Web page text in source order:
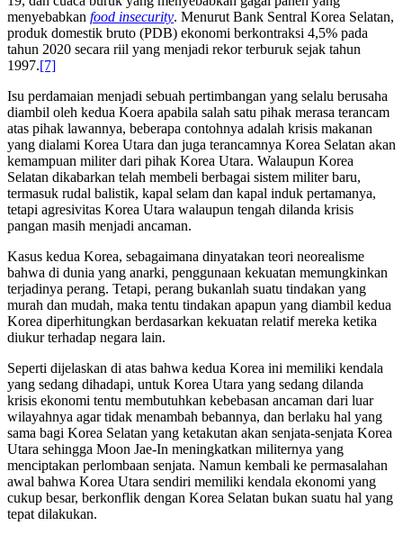
menyebabkan food insecurity. Menurut Bank Sentral Korea Selatan,
produk domestik bruto (PDB) ekonomi berkontraksi 4,5% pada
tahun 2020 secara riil yang menjadi rekor terburuk sejak tahun
1997.[7]
Isu perdamaian menjadi sebuah pertimbangan yang selalu berusaha
diambil oleh kedua Koera apabila salah satu pihak merasa terancam
atas pihak lawannya, beberapa contohnya adalah krisis makanan
yang dialami Korea Utara dan juga terancamnya Korea Selatan akan
kemampuan militer dari pihak Korea Utara. Walaupun Korea
Selatan dikabarkan telah membeli berbagai sistem militer baru,
termasuk rudal balistik, kapal selam dan kapal induk pertamanya,
tetapi agresivitas Korea Utara walaupun tengah dilanda krisis
pangan masih menjadi ancaman.
Kasus kedua Korea, sebagaimana dinyatakan teori neorealisme
bahwa di dunia yang anarki, penggunaan kekuatan memungkinkan
terjadinya perang. Tetapi, perang bukanlah suatu tindakan yang
murah dan mudah, maka tentu tindakan apapun yang diambil kedua
Korea diperhitungkan berdasarkan kekuatan relatif mereka ketika
diukur terhadap negara lain.
Seperti dijelaskan di atas bahwa kedua Korea ini memiliki kendala
yang sedang dihadapi, untuk Korea Utara yang sedang dilanda
krisis ekonomi tentu membutuhkan kebebasan ancaman dari luar
wilayahnya agar tidak menambah bebannya, dan berlaku hal yang
sama bagi Korea Selatan yang ketakutan akan senjata-senjata Korea
Utara sehingga Moon Jae-In meningkatkan militernya yang
menciptakan perlombaan senjata. Namun kembali ke permasalahan
awal bahwa Korea Utara sendiri memiliki kendala ekonomi yang
cukup besar, berkonflik dengan Korea Selatan bukan suatu hal yang
tepat dilakukan.